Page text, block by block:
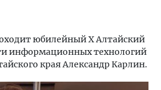
юбилейный X Алтайский
информационных технологий
края Александр Карлин.